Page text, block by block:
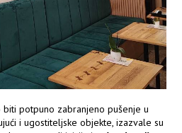
potpuno zabranjeno pušenje u
i ugostiteljske objekte, izazvale su